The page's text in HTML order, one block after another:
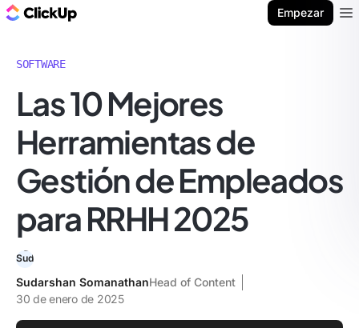
Empezar
SOFTWARE
Las 10 Mejores
Herramientas de
Gestión de Empleados
para RRHH 2025
Sudarshan SomanathanHead of Content
30 de enero de 2025